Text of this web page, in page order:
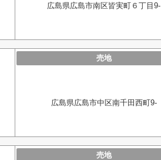
広島県広島市南区皆実町６丁目9-
売地
広島県広島市中区南千田西町9-
売地